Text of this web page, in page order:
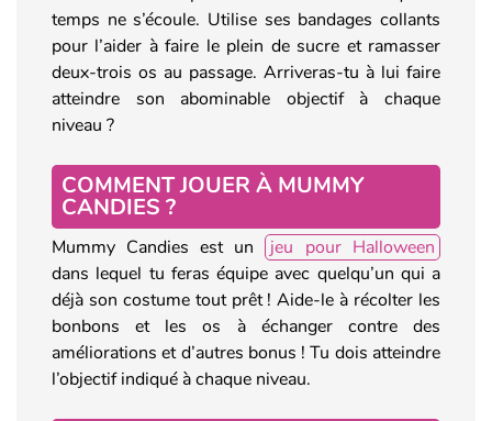
temps ne s’écoule. Utilise ses bandages collants
pour l’aider à faire le plein de sucre et ramasser
deux-trois os au passage. Arriveras-tu à lui faire
atteindre son abominable objectif à chaque
niveau ?
COMMENT JOUER À MUMMY
CANDIES ?
Mummy Candies est un
jeu pour Halloween
dans lequel tu feras équipe avec quelqu’un qui a
déjà son costume tout prêt ! Aide-le à récolter les
bonbons et les os à échanger contre des
améliorations et d’autres bonus ! Tu dois atteindre
l’objectif indiqué à chaque niveau.